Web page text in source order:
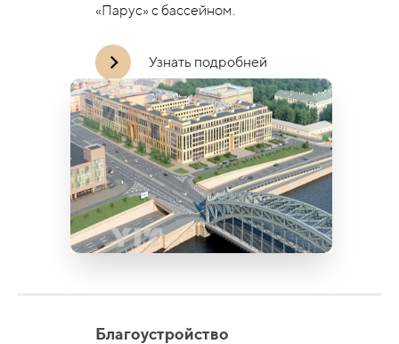
«Парус» с бассейном.
Узнать подробней
Благоустройство